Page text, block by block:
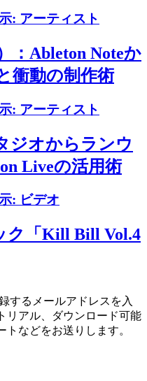
: アーティスト
：Ableton Noteか
衝動の制作術
: アーティスト
ジオからランウ
Liveの活用術
: ビデオ
ク「Kill Bill Vol.4
するメールアドレスを入
リアル、ダウンロード可能
などをお送りします。